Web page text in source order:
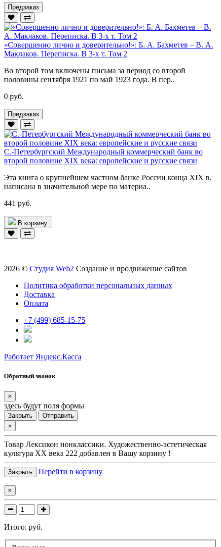
Предзаказ
«Совершенно лично и доверительно!»: Б. А. Бахметев – В. А.
Маклаков. Переписка. В 3-х т. Том 2
Во второй том включены письма за период со второй
половины сентября 1921 по май 1923 года. В пер..
0 руб.
Предзаказ
С.-Петербургский Международный коммерческий банк во
второй половине XIX века: европейские и русские связи
Эта книга о крупнейшем частном банке России конца XIX в.
написана в значительной мере по материа..
441 руб.
В корзину
2026 © Студия Web2 Создание и продвижение сайтов
Политика обработки персональных данных
Доставка
Оплата
+7 (499) 685-15-75
Работает Яндекс.Касса
Обратный звонок
×
здесь будут поля формы
Закрыть
Отправить
×
Товар Лексикон нонклассики. Художественно-эстетическая
культура XX века 222 добавлен в Вашу корзину !
Закрыть Перейти в корзину
×
Итого: руб.